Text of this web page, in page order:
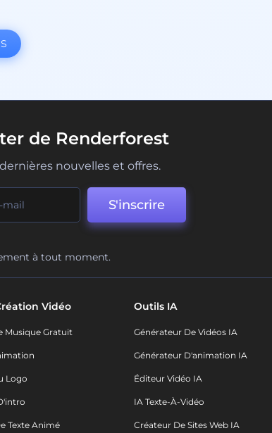
de Renderforest
nouvelles et offres.
S'inscrire
à tout moment.
Vidéo
Musique Gratuit
Logo
Texte Animé
Outils IA
Générateur De Vidéos IA
Générateur D'animation IA
Éditeur Vidéo IA
IA Texte-À-Vidéo
Créateur De Sites Web IA